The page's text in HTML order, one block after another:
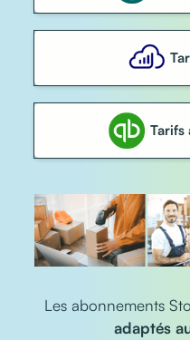
Tarifs
Les abonnements
adaptés